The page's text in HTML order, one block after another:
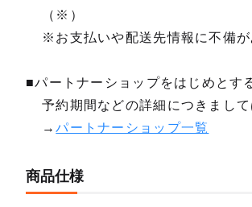
（※）
※お支払いや配送先情報に不備
■パートナーショップをはじめとす
予約期間などの詳細につきまし
→パートナーショップ一覧
商品仕様